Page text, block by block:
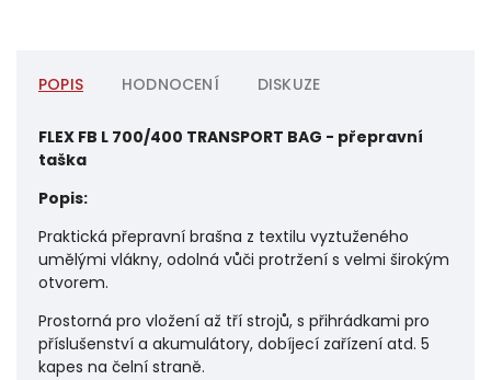
POPIS HODNOCENÍ DISKUZE
FLEX FB L 700/400 TRANSPORT BAG - přepravní
taška
Popis:
Praktická přepravní brašna z textilu vyztuženého
umělými vlákny, odolná vůči protržení s velmi širokým
otvorem.
Prostorná pro vložení až tří strojů, s přihrádkami pro
příslušenství a akumulátory, dobíjecí zařízení atd. 5
kapes na čelní straně.